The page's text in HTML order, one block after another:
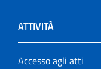
ATTIVITÀ
Accesso agli atti